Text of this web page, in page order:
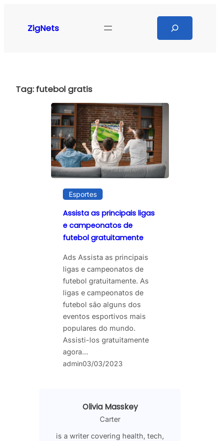
ZigNets
Tag:futebol gratis
Esportes
Assista as principais ligas
e campeonatos de
futebol gratuitamente
Ads Assista as principais
ligas e campeonatos de
futebol gratuitamente. As
ligas e campeonatos de
futebol são alguns dos
eventos esportivos mais
populares do mundo.
Assisti-los gratuitamente
agora…
admin03/03/2023
Olivia Masskey
Carter
is a writer covering health, tech,